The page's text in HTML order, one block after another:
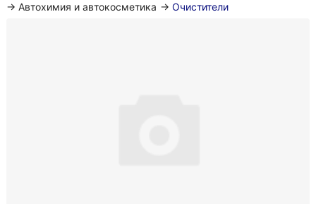
→ Автохимия и автокосметика → Очистители